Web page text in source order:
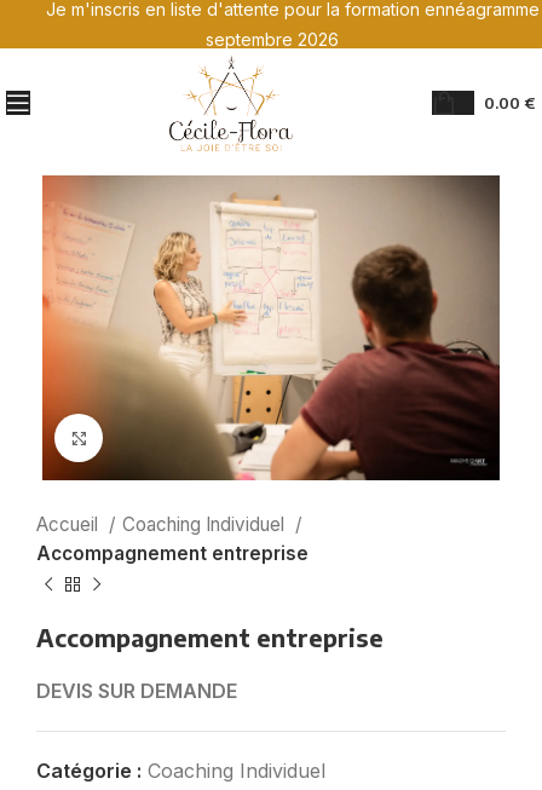
0.00 €
Click to enlarge
Accueil
Coaching Individuel
Accompagnement entreprise
Accompagnement entreprise
DEVIS SUR DEMANDE
Catégorie : Coaching Individuel
Je m'inscris en liste d'attente pour la formation
septembre 2026